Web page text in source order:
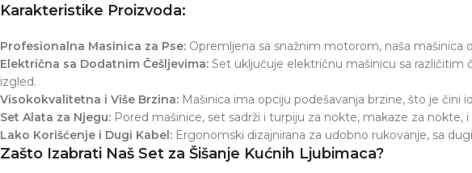
Karakteristike Proizvoda:
Profesionalna Masinica za Pse: Opremljena sa snažnim motorom, naša mašinica
Električna sa Dodatnim Češljevima: Set uključuje električnu mašinicu sa različitim
izgled.
Visokokvalitetna i Više Brzina: Mašinica ima opciju podešavanja brzine, što je
Set Alata za Njegu: Pored mašinice, set sadrži i turpiju za nokte, makaze za
Lako Korišćenje i Dugi Kabel: Ergonomski dizajnirana za udobno rukovanje, sa
Zašto Izabrati Naš Set za Šišanje Kućnih Ljubimaca?